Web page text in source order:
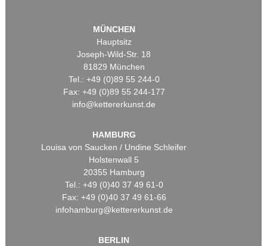
MÜNCHEN
Hauptsitz
Joseph-Wild-Str. 18
81829 München
Tel.: +49 (0)89 55 244-0
Fax: +49 (0)89 55 244-177
info@kettererkunst.de
HAMBURG
Louisa von Saucken / Undine Schleifer
Holstenwall 5
20355 Hamburg
Tel.: +49 (0)40 37 49 61-0
Fax: +49 (0)40 37 49 61-66
infohamburg@kettererkunst.de
BERLIN